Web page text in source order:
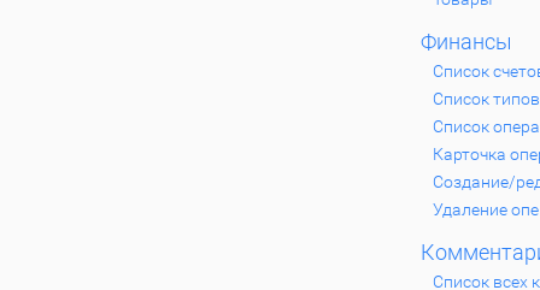
Финансы
Список
Список
Список
Карточка
Создание/
Удаление
Список всех